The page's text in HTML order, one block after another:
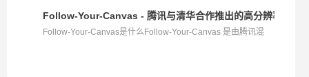
Follow-Your-Canvas - 腾讯与清华合作推出的高分辨率视频
Follow-Your-Canvas是什么Follow-Your-Canvas 是由腾讯混